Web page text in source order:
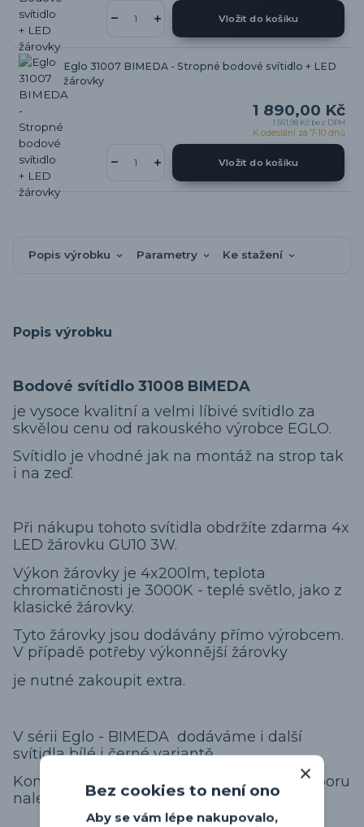
Vložit do košíku
Eglo 31007 BIMEDA - Stropné bodové svítidlo + LED
žárovky
1 890,00 Kč
1 561,98 Kč bez DPH
K odeslání za 7-10 dnů
Vložit do košíku
Popis výrobku Parametry Ke stažení
Popis výrobku
Bodové svítidlo 31008 BIMEDA
je vysoce kvalitní a velmi líbivé svítidlo za
skvělou cenu od rakouského výrobce EGLO.
Svítidlo je vhodné jak na montáž na strop tak
i na zeď.
Při nákupu tohoto svítidla obdržíte zdarma 4x
LED žárovku GU10 3W.
Výkon žárovky je 4x200lm, teplota
chromatičnosti je 3000K - teplé světlo, jako z
klasické žárovky.
Tyto žárovky jsou dodávány přímo výrobcem.
V případě potřeby výkonnější žárovky
je nutné zakoupit extra.
V sérii Eglo - BIMEDA dodáváme i další
svítidla bílé i černé variantě.
Kompletní informace o svítidle v PDF souboru
naleznete v záložce "ke stažení"
Bez cookies to není ono
Aby se vám lépe nakupovalo,